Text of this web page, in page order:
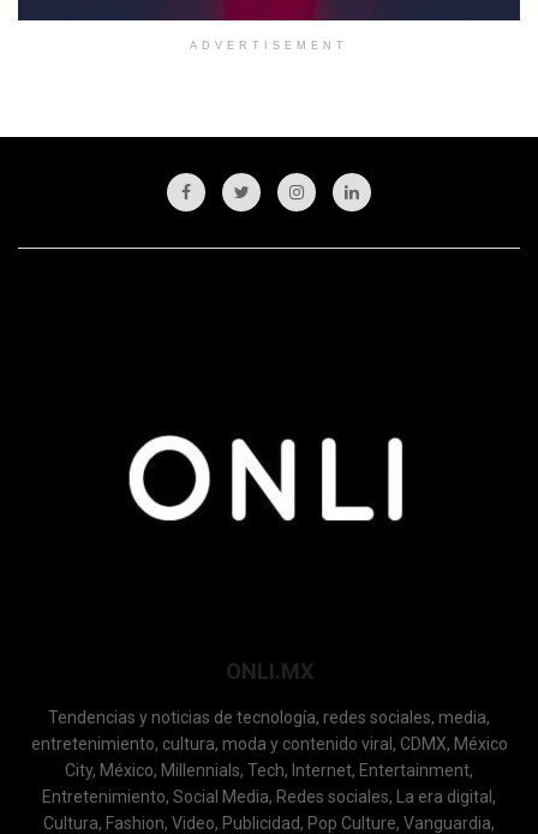
ADVERTISEMENT
ONLI.MX
Tendencias y noticias de tecnología, redes sociales, media,
entretenimiento, cultura, moda y contenido viral, CDMX, México
City, México, Millennials, Tech, Internet, Entertainment,
Entretenimiento, Social Media, Redes sociales, La era digital,
Cultura, Fashion, Video, Publicidad, Pop Culture, Vanguardia,